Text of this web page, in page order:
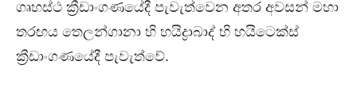
ගෘහස්ථ ක්‍රීඩාංගණයේදී පැවැත්වෙන අතර අවසන් මහා
තරඟය තෙලන්ගානා හි හයිද්‍රාබාද් හි හයිටෙක්ස්
ක්‍රීඩාංගණයේදී පැවැත්වේ.